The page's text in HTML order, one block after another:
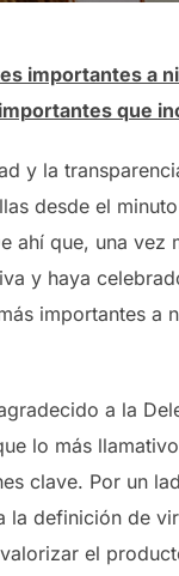
importantes a
que
y la
desde el
que, una vez
y haya
importantes a
a la
lo más
clave. Por un
definición de
el